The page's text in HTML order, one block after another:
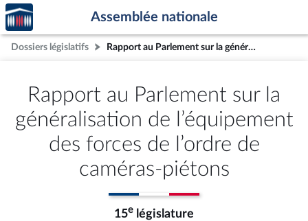
Aller au contenu
Aller en bas de la page
Accèder
à la
page
d'accueil
Assemblée nationale
Dossiers législatifs Rapport au Parlement sur la généralisation de l’équipement des forces de l’ordre de caméras-piétons
Rapport au Parlement sur la
généralisation de l’équipement
des forces de l’ordre de
caméras-piétons
15e législature